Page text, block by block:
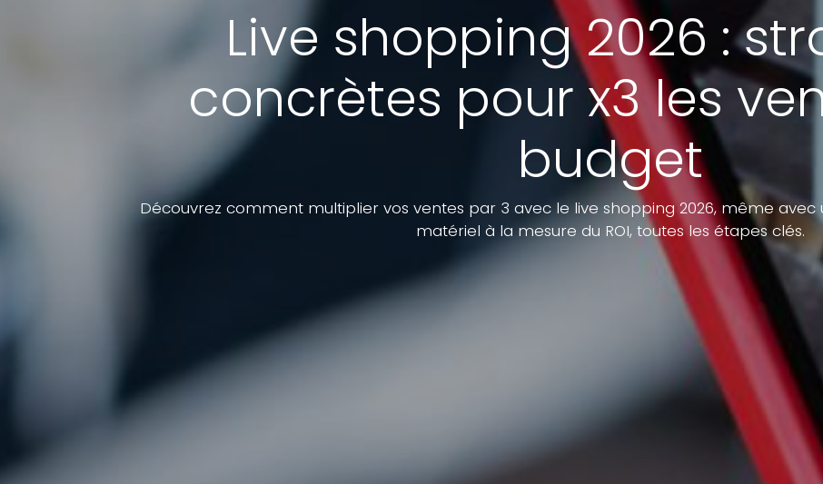
Live shopping 2026 :
concrètes pour x3 les
budget
Découvrez comment multiplier vos ventes par 3 avec le live shopping 2026, même
matériel à la mesure du ROI, toutes les étapes clés.